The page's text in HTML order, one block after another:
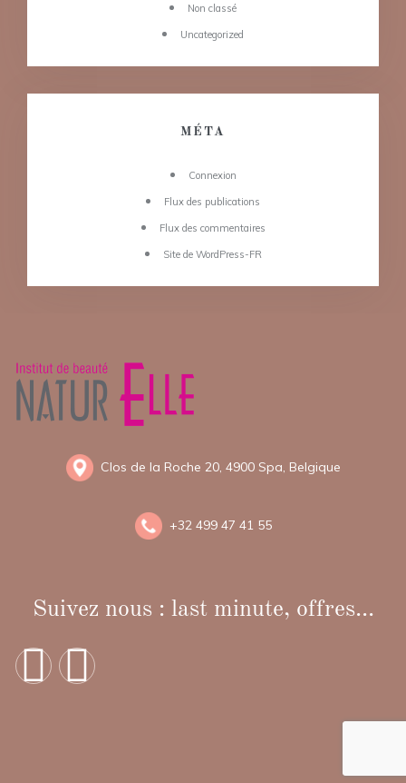
Non classé
Uncategorized
MÉTA
Connexion
Flux des publications
Flux des commentaires
Site de WordPress-FR
Clos de la Roche 20, 4900 Spa, Belgique
+32 499 47 41 55
Suivez nous : last minute, offres...